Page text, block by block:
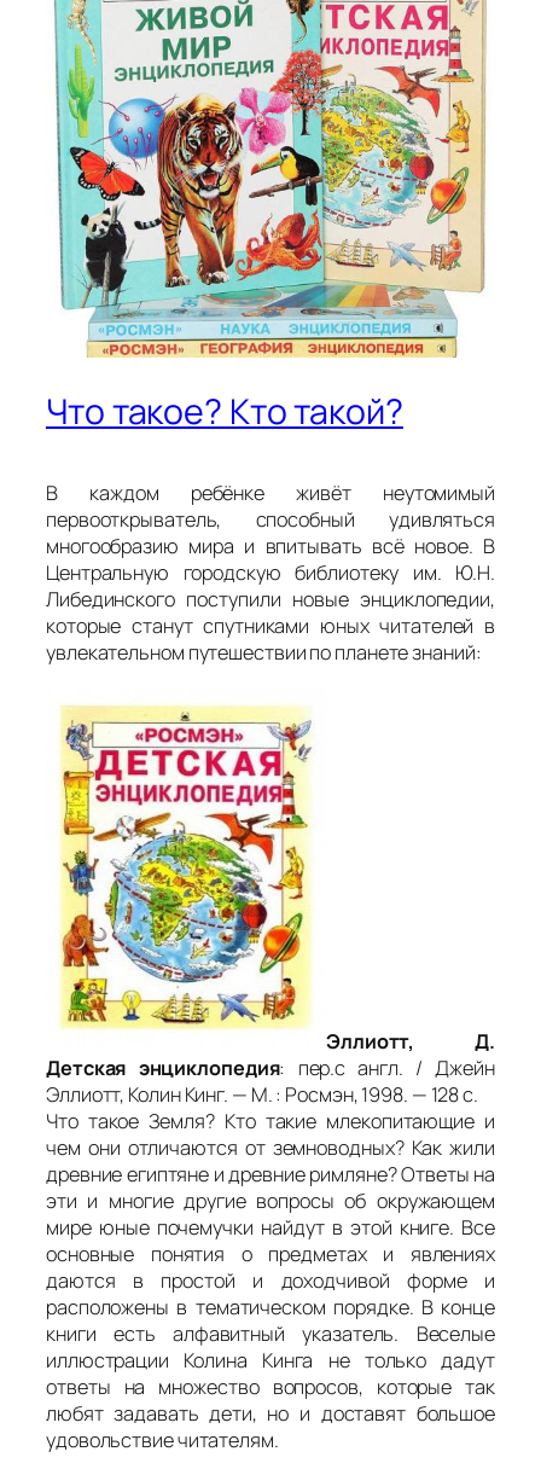
Что такое? Кто такой?
В каждом ребёнке живёт неутомимый
первооткрыватель, способный удивляться
многообразию мира и впитывать всё новое. В
Центральную городскую библиотеку им. Ю.Н.
Либединского поступили новые энциклопедии,
которые станут спутниками юных читателей в
увлекательном путешествии по планете знаний:
Эллиотт, Д.
Детская энциклопедия: пер.с англ. / Джейн
Эллиотт, Колин Кинг. — М. : Росмэн, 1998. — 128 с.
Что такое Земля? Кто такие млекопитающие и
чем они отличаются от земноводных? Как жили
древние египтяне и древние римляне? Ответы на
эти и многие другие вопросы об окружающем
мире юные почемучки найдут в этой книге. Все
основные понятия о предметах и явлениях
даются в простой и доходчивой форме и
расположены в тематическом порядке. В конце
книги есть алфавитный указатель. Веселые
иллюстрации Колина Кинга не только дадут
ответы на множество вопросов, которые так
любят задавать дети, но и доставят большое
удовольствие читателям.